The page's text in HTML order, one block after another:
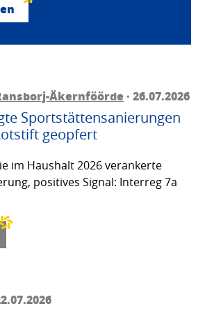
Äkernföörde· 26.07.2026
Sportstättensanierungen
geopfert
im Haushalt 2026 verankerte
positives Signal: Interreg 7a